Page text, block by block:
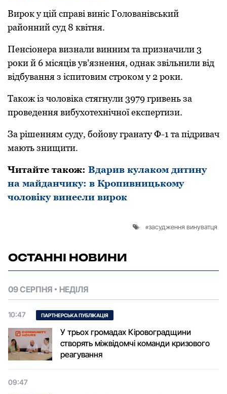
Вирок у цій справі виніс Голованівський
районний суд 8 квітня.
Пенсіонера визнали винним та призначили 3
роки й 6 місяців ув’язнення, однак звільнили від
відбування з іспитовим строком у 2 роки.
Також із чоловіка стягнули 3979 гривень за
проведення вибухотехнічної експертизи.
За рішенням суду, бойову гранату Ф-1 та підривач
мають знищити.
Читайте також: Вдарив кулаком дитину
на майданчику: в Кропивницькому
чоловіку винесли вирок
засудження винуватця
ОСТАННІ НОВИНИ
09 СЕРПНЯ НЕДІЛЯ
10:47 ПАРТНЕРСЬКА ПУБЛІКАЦІЯ
У трьох громадах Кіровоградщини
створять міжвідомчі команди кризового
реагування
09:47